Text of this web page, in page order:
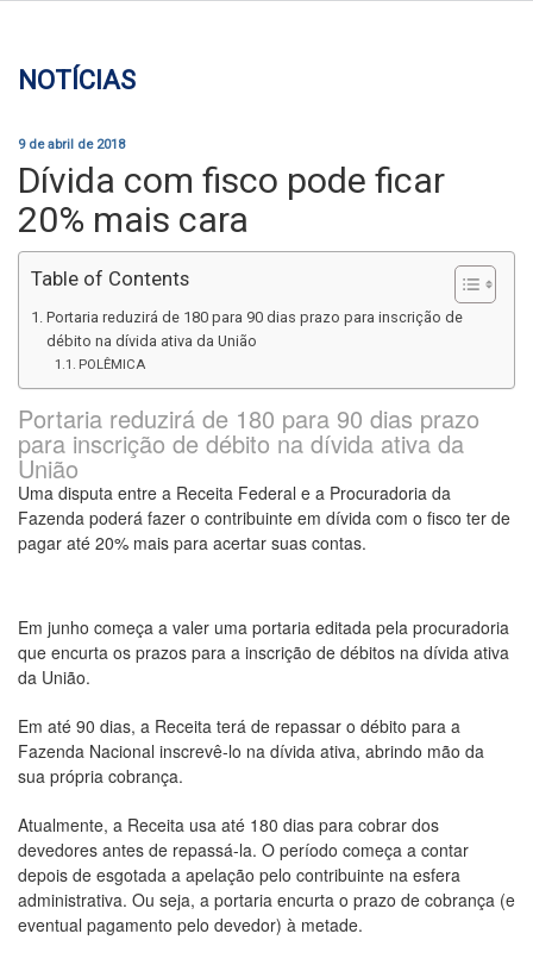
NOTÍCIAS
9 de abril de 2018
Dívida com fisco pode ficar
20% mais cara
Table of Contents
Portaria reduzirá de 180 para 90 dias prazo para inscrição de
débito na dívida ativa da União
POLÊMICA
Portaria reduzirá de 180 para 90 dias prazo
para inscrição de débito na dívida ativa da
União
Uma disputa entre a Receita Federal e a Procuradoria da
Fazenda poderá fazer o contribuinte em dívida com o fisco ter de
pagar até 20% mais para acertar suas contas.
Em junho começa a valer uma portaria editada pela procuradoria
que encurta os prazos para a inscrição de débitos na dívida ativa
da União.
Em até 90 dias, a Receita terá de repassar o débito para a
Fazenda Nacional inscrevê-lo na dívida ativa, abrindo mão da
sua própria cobrança.
Atualmente, a Receita usa até 180 dias para cobrar dos
devedores antes de repassá-la. O período começa a contar
depois de esgotada a apelação pelo contribuinte na esfera
administrativa. Ou seja, a portaria encurta o prazo de cobrança (e
eventual pagamento pelo devedor) à metade.